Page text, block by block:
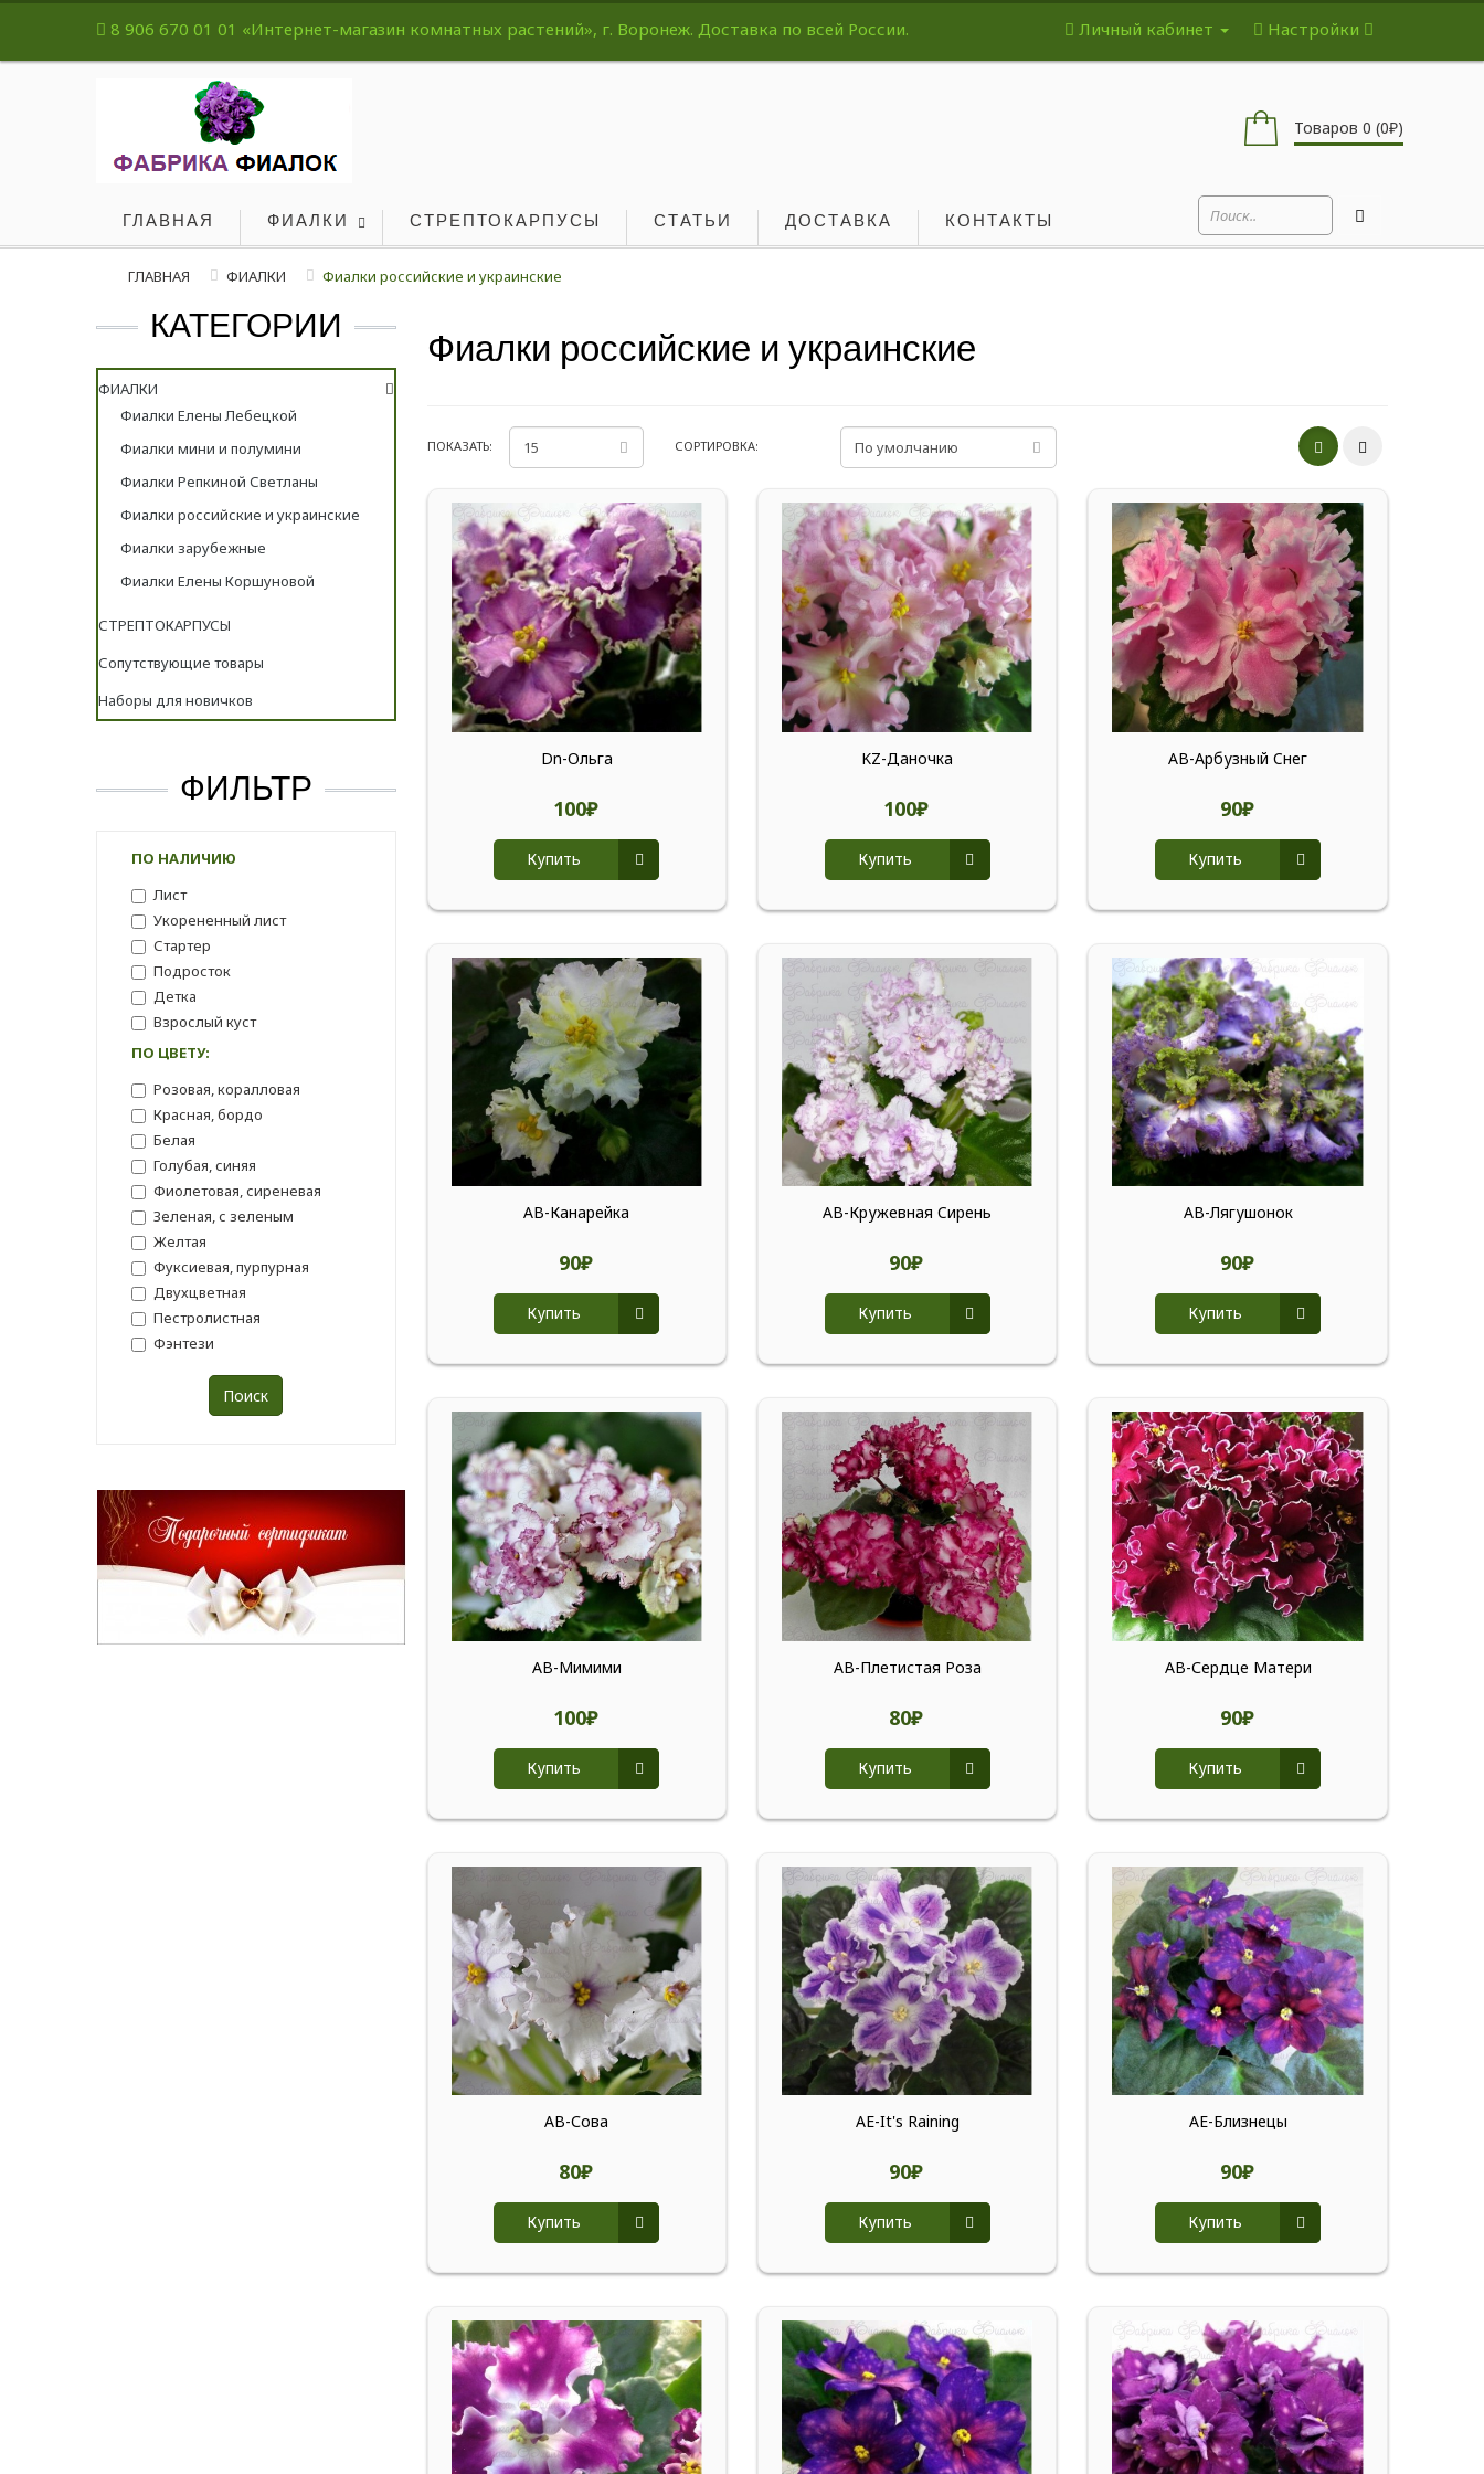
Личный кабинет Настройки
8 906 670 01 01 «Интернет-магазин комнатных растений», г. Воронеж. Доставка по всей России.
Товаров 0 (0₽)
ГЛАВНАЯ ФИАЛКИ СТРЕПТОКАРПУСЫ СТАТЬИ ДОСТАВКА КОНТАКТЫ
ГЛАВНАЯ ФИАЛКИ Фиалки российские и украинские
КАТЕГОРИИ
ФИАЛКИ
Фиалки Елены Лебецкой
Фиалки мини и полумини
Фиалки Репкиной Светланы
Фиалки российские и украинские
Фиалки зарубежные
Фиалки Елены Коршуновой
СТРЕПТОКАРПУСЫ
Сопутствующие товары
Наборы для новичков
ФИЛЬТР
ПО НАЛИЧИЮ
Лист
Укорененный лист
Стартер
Подросток
Детка
Взрослый куст
ПО ЦВЕТУ:
Розовая, коралловая
Красная, бордо
Белая
Голубая, синяя
Фиолетовая, сиреневая
Зеленая, с зеленым
Желтая
Фуксиевая, пурпурная
Двухцветная
Пестролистная
Фэнтези
Поиск
Фиалки российские и украинские
ПОКАЗАТЬ: СОРТИРОВКА:
Dn-Ольга
100₽
Купить
KZ-Даночка
100₽
Купить
АВ-Арбузный Cнег
90₽
Купить
АВ-Канарейка
90₽
Купить
АВ-Кружевная Cирень
90₽
Купить
АВ-Лягушонок
90₽
Купить
АВ-Мимими
100₽
Купить
АВ-Плетистая Роза
80₽
Купить
АВ-Сердце Матери
90₽
Купить
АВ-Сова
80₽
Купить
АЕ-It's Raining
90₽
Купить
АЕ-Близнецы
90₽
Купить